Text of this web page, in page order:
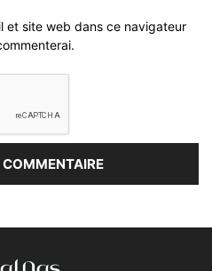
et site web dans ce navigateur